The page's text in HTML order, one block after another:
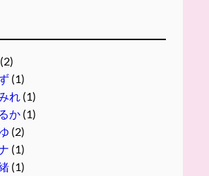
(1)
れ (1)
か(1)
(2)
(1)
(1)